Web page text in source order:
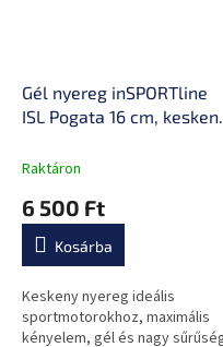
Gél nyereg inSPORTline
ISL Pogata 16 cm, keskeny
érzékeny területeken
Raktáron
6 500 Ft
Kosárba
Keskeny nyereg ideális
sportmotorokhoz, maximális
kényelem, gél és nagy